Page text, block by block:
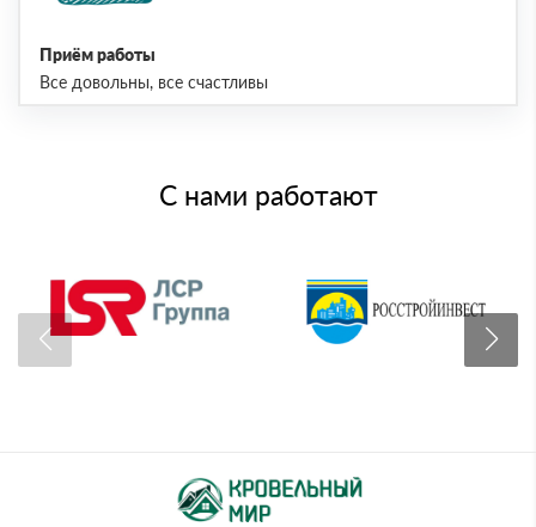
Приём работы
Все довольны, все счастливы
С нами работают